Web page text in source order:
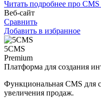
Читать подробнее про
Веб-сайт
Сравнить
Добавить в избранное
5CMS
Premium
Платформа для создания
Функциональная CMS для
увеличения продаж.